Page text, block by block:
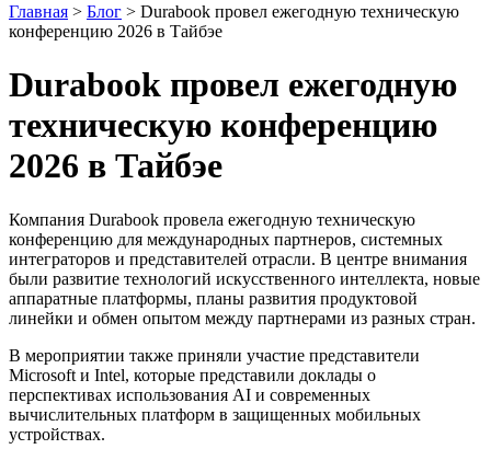
Главная > Блог > Durabook провел ежегодную техническую
конференцию 2026 в Тайбэе
Durabook провел ежегодную
техническую конференцию
2026 в Тайбэе
Компания Durabook провела ежегодную техническую
конференцию для международных партнеров, системных
интеграторов и представителей отрасли. В центре внимания
были развитие технологий искусственного интеллекта, новые
аппаратные платформы, планы развития продуктовой
линейки и обмен опытом между партнерами из разных стран.
В мероприятии также приняли участие представители
Microsoft и Intel, которые представили доклады о
перспективах использования AI и современных
вычислительных платформ в защищенных мобильных
устройствах.